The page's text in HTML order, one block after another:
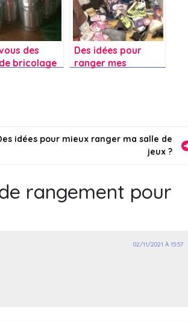
des
bricolage
Des idées pour
ranger mes
idées pour mieux ranger ma salle de
jeux ?
rangement pour
02/11/2021 À 15:57